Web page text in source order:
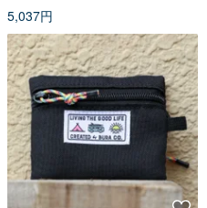
5,037円